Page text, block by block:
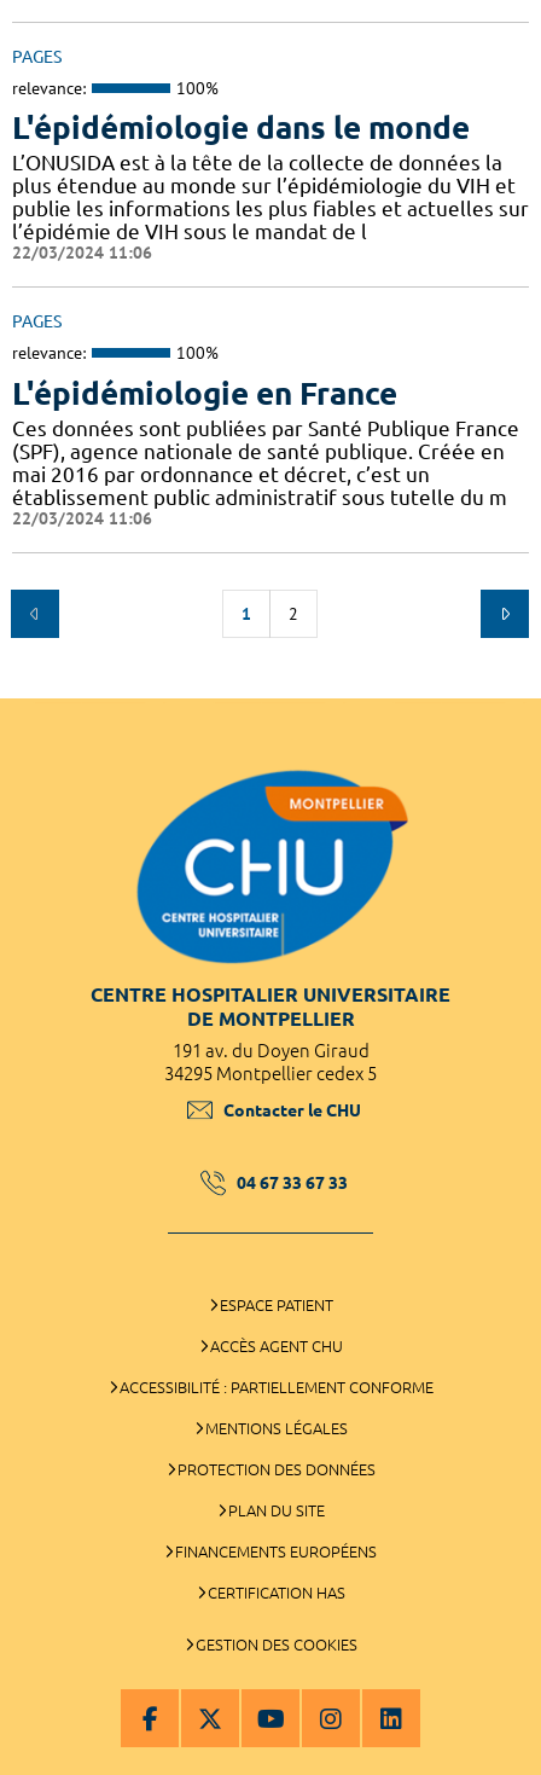
PAGES
relevance: 100%
L'épidémiologie dans le monde
L’ONUSIDA est à la tête de la collecte de données la
plus étendue au monde sur l’épidémiologie du VIH et
publie les informations les plus fiables et actuelles sur
l’épidémie de VIH sous le mandat de l
22/03/2024 11:06
PAGES
relevance: 100%
L'épidémiologie en France
Ces données sont publiées par Santé Publique France
(SPF), agence nationale de santé publique. Créée en
mai 2016 par ordonnance et décret, c’est un
établissement public administratif sous tutelle du m
22/03/2024 11:06
1 2
CENTRE HOSPITALIER UNIVERSITAIRE
DE MONTPELLIER
191 av. du Doyen Giraud
34295 Montpellier cedex 5
Contacter le CHU
04 67 33 67 33
ESPACE PATIENT
ACCÈS AGENT CHU
ACCESSIBILITÉ : PARTIELLEMENT CONFORME
MENTIONS LÉGALES
PROTECTION DES DONNÉES
PLAN DU SITE
FINANCEMENTS EUROPÉENS
CERTIFICATION HAS
GESTION DES COOKIES